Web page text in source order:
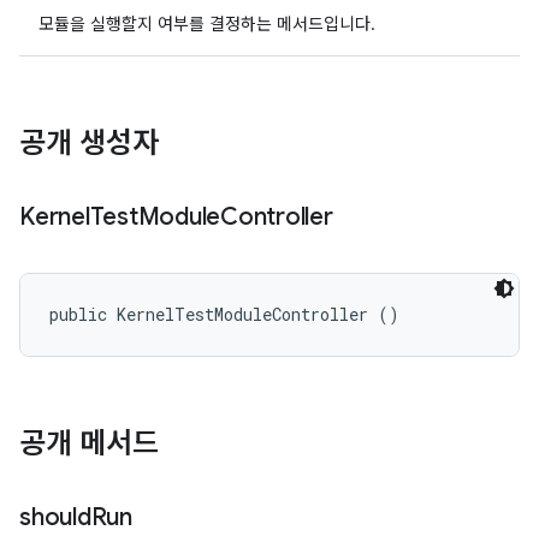
모듈을 실행할지 여부를 결정하는 메서드입니다.
공개 생성자
KernelTestModuleController
public KernelTestModuleController ()
공개 메서드
shouldRun